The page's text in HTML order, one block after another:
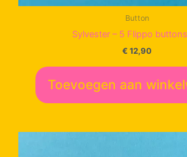
Button
Sylvester – 5 Flippo
€ 12,90
Toevoegen aan